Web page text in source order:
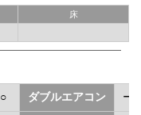
床
○ ダブルエアコン ー